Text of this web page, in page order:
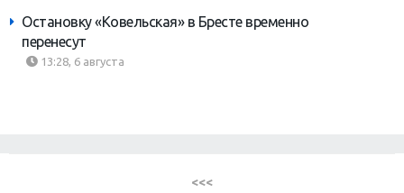
Остановку «Ковельская» в Бресте временно
перенесут
13:28, 6 августа
<<<